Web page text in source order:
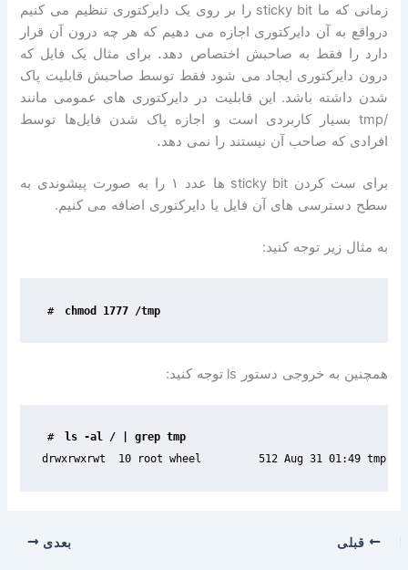
زمانی که ماsticky bit را بر روی یک دایرکتوری تنظیم می کنیم
درواقع به آن دایرکتوری اجازه می دهیم که هر چه درون آن قرار
دارد را فقط به صاحبش اختصاص دهد. برای مثال یک فایل که
درون دایرکتوری ایجاد می شود فقط توسط صاحبش قابلیت پاک
شدن داشته باشد . این قابلیت در دایرکتوری های عمومی مانند
/tmp
بسیار کاربردی است و اجازه پاک شدن فایل‌ها توسط
افرادی که صاحب آن نیستند را نمی دهد.
برای ست کردنsticky bit ها عدد ۱ را به صورت پیشوندی به
سطح دسترسی های آن فایل یا دایرکتوری اضافه می کنیم.
به مثال زیر توجه کنید :
# chmod 1777 /tmp
همچنین به خروجی دستور ls توجه کنید :
#
ls -al / | grep tmp
drwxrwxrwt  10 root wheel         512 Aug 31 01:49 tmp
قبلی بعدی